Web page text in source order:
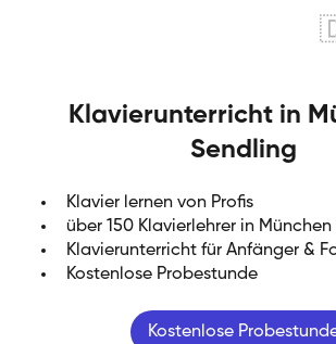
Klavierunterricht in
Sendling
Klavier lernen von Profis
über 150 Klavierlehrer in
Klavierunterricht für Anfänger &
Kostenlose Probestunde
Kostenlose